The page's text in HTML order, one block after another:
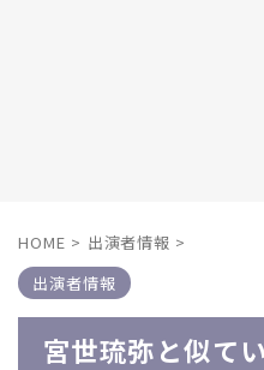
HOME > 出演者情報 >
出演者情報
宮世琉弥と似て